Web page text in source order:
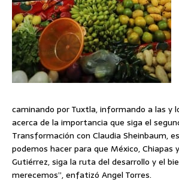
caminando por Tuxtla, informando a las y
acerca de la importancia que siga el
Transformación con Claudia Sheinbaum,
podemos hacer para que México, Chiapas
Gutiérrez, siga la ruta del desarrollo y el
merecemos”, enfatizó Angel Torres.